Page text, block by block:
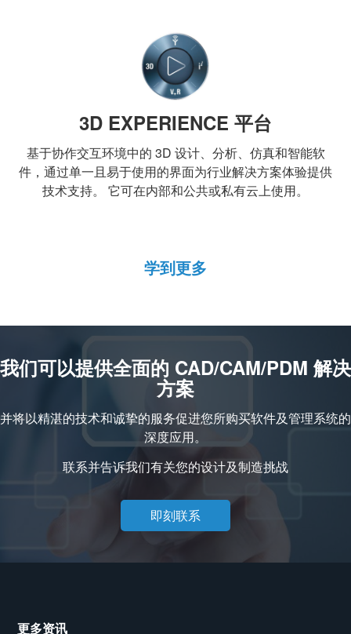
3D EXPERIENCE 平台
基于协作交互环境中的 3D 设计、分析、仿真和智能软
件，通过单一且易于使用的界面为行业解决方案体验提供
技术支持。 它可在内部和公共或私有云上使用。
学到更多
我们可以提供全面的 CAD/CAM/PDM 解决
方案
并将以精湛的技术和诚挚的服务促进您所购买软件及管理系统的
深度应用。
联系并告诉我们有关您的设计及制造挑战
即刻联系
更多资讯